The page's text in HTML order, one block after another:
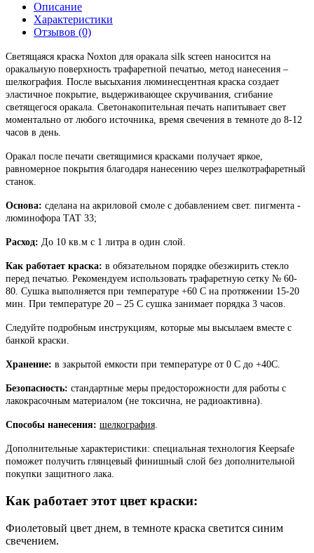
Описание
Характеристики
Отзывов (0)
Светящаяся краска Noxton для оракала silk screen наносится на
оракальную поверхность трафаретной печатью, метод нанесения –
шелкография. После высыхания люминесцентная краска создает
эластичное покрытие, выдерживающее скручивания, сгибание
светящегося оракала. Светонакопительная печать напитывает свет
моментально от любого источника, время свечения в темноте до 8-12
часов в день.
Оракал после печати светящимися красками получает яркое,
равномерное покрытия благодаря нанесению через шелкотрафаретный
станок.
Основа: сделана на акриловой смоле с добавлением свет. пигмента -
люминофора ТАТ 33;
Расход: До 10 кв.м с 1 литра в один слой.
Как работает краска: в обязательном порядке обезжирить стекло
перед печатью. Рекомендуем использовать трафаретную сетку № 60-
80. Сушка выполняется при температуре +60 С на протяжении 15-20
мин. При температуре 20 – 25 С сушка занимает порядка 3 часов.
Следуйте подробным инструкциям, которые мы высылаем вместе с
банкой краски.
Хранение: в закрытой емкости при температуре от 0 С до +40С.
Безопасность: стандартные меры предосторожности для работы с
лакокрасочным материалом (не токсична, не радиоактивна).
Способы нанесения: шелкография.
Дополнительные характеристики: специальная технология Keepsafe
поможет получить глянцевый финишный слой без дополнительной
покупки защитного лака.
Как работает этот цвет краски:
Фиолетовый цвет днем, в темноте краска светится синим
свечением.